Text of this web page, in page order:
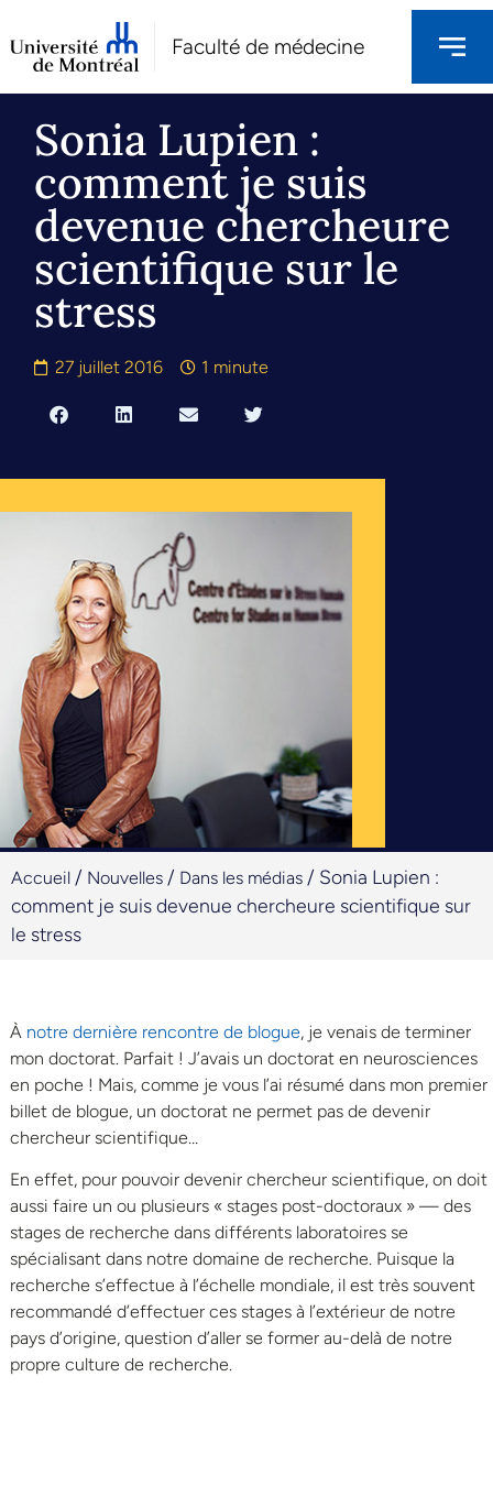
Faculté de médecine
Sonia Lupien :
comment je suis
devenue chercheure
scientifique sur le
stress
27 juillet 2016 1 minute
Accueil / Nouvelles / Dans les médias / Sonia Lupien :
comment je suis devenue chercheure scientifique sur
le stress
À notre dernière rencontre de blogue, je venais de terminer
mon doctorat. Parfait ! J’avais un doctorat en neurosciences
en poche ! Mais, comme je vous l’ai résumé dans mon premier
billet de blogue, un doctorat ne permet pas de devenir
chercheur scientifique…
En effet, pour pouvoir devenir chercheur scientifique, on doit
aussi faire un ou plusieurs « stages post-doctoraux » — des
stages de recherche dans différents laboratoires se
spécialisant dans notre domaine de recherche. Puisque la
recherche s’effectue à l’échelle mondiale, il est très souvent
recommandé d’effectuer ces stages à l’extérieur de notre
pays d’origine, question d’aller se former au-delà de notre
propre culture de recherche.